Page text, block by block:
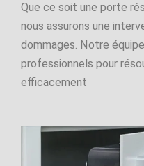
Que ce soit une porte
nous assurons une
dommages. Notre
professionnels pour
efficacement